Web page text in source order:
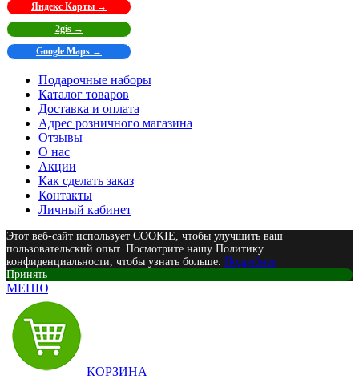
Яндекс Карты →
2gis →
Google Maps →
Подарочные наборы
Каталог товаров
Доставка и оплата
Адрес розничного магазина
Отзывы
О нас
Акции
Как сделать заказ
Контакты
Личный кабинет
Этот веб-сайт использует COOKIE, чтобы улучшить ваш
пользовательский опыт. Посмотрите нашу Политику
конфиденциальности, чтобы узнать больше. Подробнее
Принять
МЕНЮ
КОРЗИНА